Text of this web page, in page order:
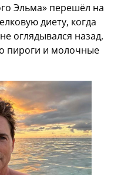
Эльма» перешёл на
диету, когда
оглядывался назад,
пироги и молочные